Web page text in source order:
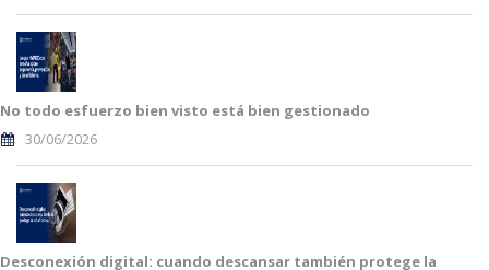
No todo esfuerzo bien visto está bien gestionado
30/06/2026
Desconexión digital: cuando descansar también protege la